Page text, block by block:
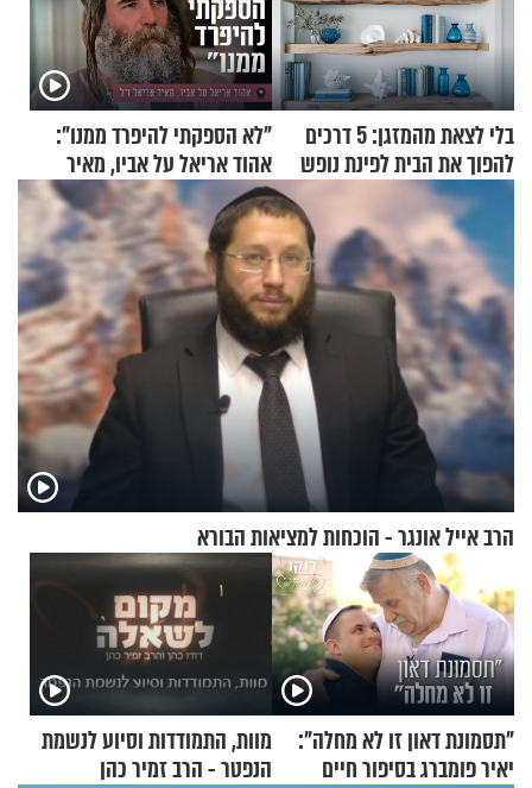
בלי לצאת מהמזגן: 5 דרכים
להפוך את הבית לפינת נופש
מעוצבת
"לא הספקתי להיפרד ממנו":
אהוד אריאל על אביו, מאיר
אריאל ז"ל
הרב אייל אונגר - הוכחות למציאות הבורא
"תסמונת דאון זו לא מחלה":
יאיר פומברג בסיפור חיים
מוות, התמודדות וסיוע לנשמת
הנפטר - הרב זמיר כהן